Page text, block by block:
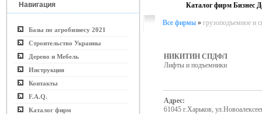
Навигация
Базы по агробизнесу 2021
Строительство Украины
Дерево и Мебель
Инструкция
Контакты
F.A.Q.
Каталог фирм
Каталог фирм Бизнес
Все фирмы » грузоподъемное и
НИКИТИН СПДФЛ
Лифты и подъемники
Адрес:
61045 г.Харьков,